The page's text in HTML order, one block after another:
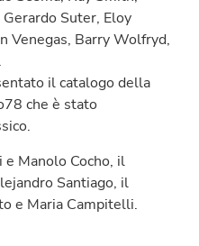
Suter, Eloy
Venegas, Barry Wolfryd,
il catalogo della
che è stato
e Manolo Cocho, il
Santiago, il
e Maria Campitelli.